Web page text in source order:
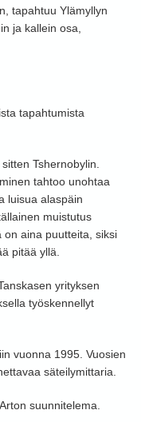
tapahtuu Ylämyllyn
ja kallein osa,
tapahtumista
Tshernobylin.
tahtoo unohtaa
luisua alaspäin
muistutus
on aina puutteita, siksi
pitää yllä.
yrityksen
työskennellyt
vuonna 1995. Vuosien
säteilymittaria.
suunnitelema.